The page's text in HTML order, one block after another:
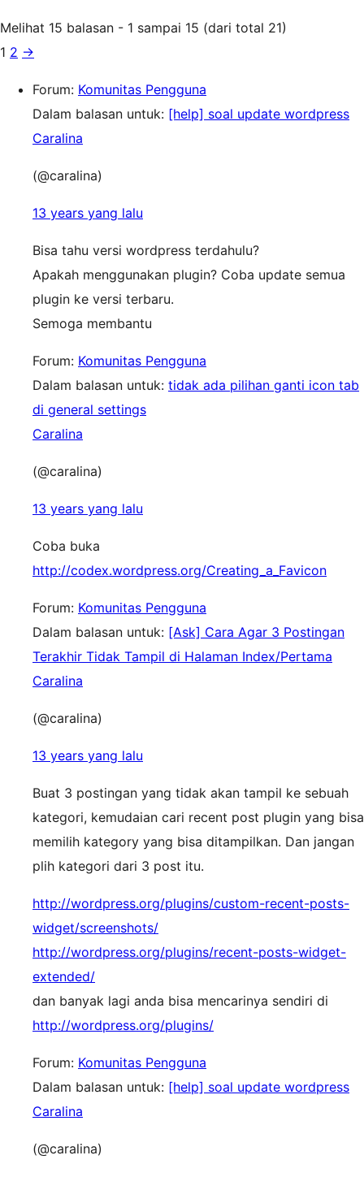
Melihat 15 balasan - 1 sampai 15 (dari total 21)
1 2 →
Forum: Komunitas Pengguna
Dalam balasan untuk: [help] soal update wordpress
Caralina
(@caralina)
13 years yang lalu
Bisa tahu versi wordpress terdahulu?
Apakah menggunakan plugin? Coba update semua
plugin ke versi terbaru.
Semoga membantu
Forum: Komunitas Pengguna
Dalam balasan untuk: tidak ada pilihan ganti icon tab
di general settings
Caralina
(@caralina)
13 years yang lalu
Coba buka
http://codex.wordpress.org/Creating_a_Favicon
Forum: Komunitas Pengguna
Dalam balasan untuk: [Ask] Cara Agar 3 Postingan
Terakhir Tidak Tampil di Halaman Index/Pertama
Caralina
(@caralina)
13 years yang lalu
Buat 3 postingan yang tidak akan tampil ke sebuah
kategori, kemudaian cari recent post plugin yang bisa
memilih kategory yang bisa ditampilkan. Dan jangan
plih kategori dari 3 post itu.
http://wordpress.org/plugins/custom-recent-posts-
widget/screenshots/
http://wordpress.org/plugins/recent-posts-widget-
extended/
dan banyak lagi anda bisa mencarinya sendiri di
http://wordpress.org/plugins/
Forum: Komunitas Pengguna
Dalam balasan untuk: [help] soal update wordpress
Caralina
(@caralina)